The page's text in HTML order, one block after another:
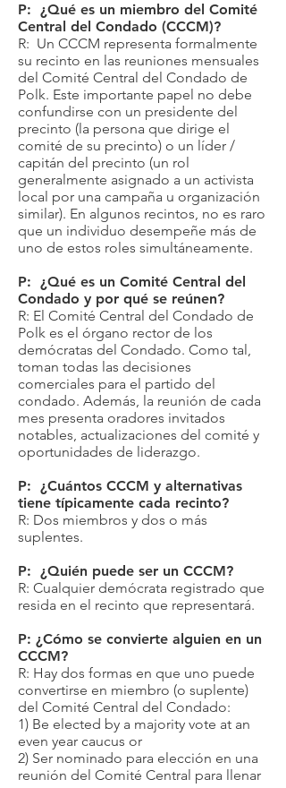
P: ¿Qué es un miembro del Comité
Central del Condado (CCCM)?
R: Un CCCM representa formalmente
su recinto en las reuniones mensuales
del Comité Central del Condado de
Polk. Este importante papel no debe
confundirse con un presidente del
precinto (la persona que dirige el
comité de su precinto) o un líder /
capitán del precinto (un rol
generalmente asignado a un activista
local por una campaña u organización
similar). En algunos recintos, no es raro
que un individuo desempeñe más de
uno de estos roles simultáneamente.
P: ¿Qué es un Comité Central del
Condado y por qué se reúnen?
R: El Comité Central del Condado de
Polk es el órgano rector de los
demócratas del Condado. Como tal,
toman todas las decisiones
comerciales para el partido del
condado. Además, la reunión de cada
mes presenta oradores invitados
notables, actualizaciones del comité y
oportunidades de liderazgo.
P: ¿Cuántos CCCM y alternativas
tiene típicamente cada recinto?
R: Dos miembros y dos o más
suplentes.
P: ¿Quién puede ser un CCCM?
R: Cualquier demócrata registrado que
resida en el recinto que representará.
P: ¿Cómo se convierte alguien en un
CCCM?
R: Hay dos formas en que uno puede
convertirse en miembro (o suplente)
del Comité Central del Condado:
1) Be elected by a majority vote at an
even year caucus or
2) Ser nominado para elección en una
reunión del Comité Central para llenar